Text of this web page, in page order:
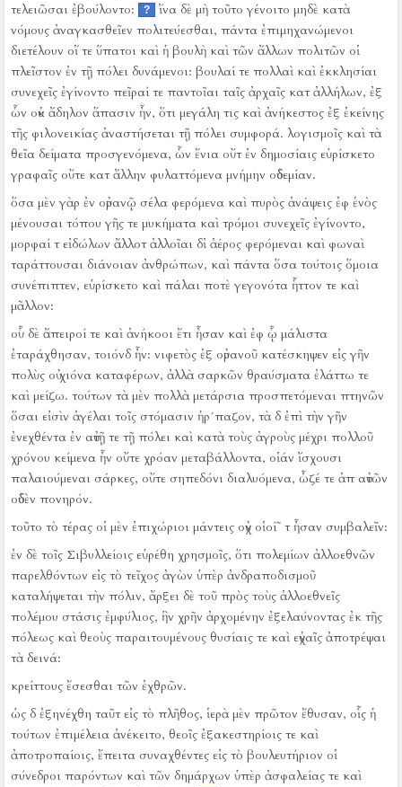
τελειῶσαι ἐβούλοντο:
?
ἵνα δὲ μὴ τοῦτο γένοιτο μηδὲ κατὰ
νόμους ἀναγκασθεῖεν πολιτεύεσθαι, πάντα ἐπιμηχανώμενοι
διετέλουν οἵ τε ὕπατοι καὶ ἡ βουλὴ καὶ τῶν ἄλλων πολιτῶν οἱ
πλεῖστον ἐν τῇ πόλει δυνάμενοι: βουλαί τε πολλαὶ καὶ ἐκκλησίαι
συνεχεῖς ἐγίνοντο πεῖραί τε παντοῖαι ταῖς ἀρχαῖς κατ ἀλλήλων, ἐξ
ὧν οὐκ ἄδηλον ἅπασιν ἦν, ὅτι μεγάλη τις καὶ ἀνήκεστος ἐξ ἐκείνης
τῆς φιλονεικίας ἀναστήσεται τῇ πόλει συμφορά. λογισμοῖς καὶ τὰ
θεῖα δείματα προσγενόμενα, ὧν ἔνια οὔτ ἐν δημοσίαις εὑρίσκετο
γραφαῖς οὔτε κατ ἄλλην φυλαττόμενα μνήμην οὐδεμίαν.
ὅσα μὲν γὰρ ἐν οὐρανῷ σέλα φερόμενα καὶ πυρὸς ἀνάψεις ἐφ ἑνὸς
μένουσαι τόπου γῆς τε μυκήματα καὶ τρόμοι συνεχεῖς ἐγίνοντο,
μορφαί τ εἰδώλων ἄλλοτ ἀλλοῖαι δἰ ἀέρος φερόμεναι καὶ φωναὶ
ταράττουσαι διάνοιαν ἀνθρώπων, καὶ πάντα ὅσα τούτοις ὅμοια
συνέπιπτεν, εὑρίσκετο καὶ πάλαι ποτὲ γεγονότα ἧττον τε καὶ
μᾶλλον:
οὗ δὲ ἄπειροί τε καὶ ἀνήκοοι ἔτι ἦσαν καὶ ἐφ ᾧ μάλιστα
ἐταράχθησαν, τοιόνδ ἦν: νιφετὸς ἐξ οὐρανοῦ κατέσκηψεν εἰς γῆν
πολὺς οὐ χιόνα καταφέρων, ἀλλὰ σαρκῶν θραύσματα ἐλάττω τε
καὶ μείζω. τούτων τὰ μὲν πολλὰ μετάρσια προσπετόμεναι πτηνῶν
ὅσαι εἰσὶν ἀγέλαι τοῖς στόμασιν ἡρ´παζον, τὰ δ ἐπὶ τὴν γῆν
ἐνεχθέντα ἐν αὐτῇ τε τῇ πόλει καὶ κατὰ τοὺς ἀγροὺς μέχρι πολλοῦ
χρόνου κείμενα ἦν οὔτε χρόαν μεταβάλλοντα, οἱάν ἴσχουσι
παλαιούμεναι σάρκες, οὔτε σηπεδόνι διαλυόμενα, ὦζέ τε ἀπ αὐτῶν
οὐδὲν πονηρόν.
τοῦτο τὸ τέρας οἱ μὲν ἐπιχώριοι μάντεις οὐχ οἱοί῀ τ ἦσαν συμβαλεῖν:
ἐν δὲ τοῖς Σιβυλλείοις εὑρέθη χρησμοῖς, ὅτι πολεμίων ἀλλοεθνῶν
παρελθόντων εἰς τὸ τεῖχος ἀγὼν ὑπὲρ ἀνδραποδισμοῦ
καταλήψεται τὴν πόλιν, ἄρξει δὲ τοῦ πρὸς τοὺς ἀλλοεθνεῖς
πολέμου στάσις ἐμφύλιος, ἣν χρῆν ἀρχομένην ἐξελαύνοντας ἐκ τῆς
πόλεως καὶ θεοὺς παραιτουμένους θυσίαις τε καὶ εὐχαῖς ἀποτρέψαι
τὰ δεινά:
κρείττους ἔσεσθαι τῶν ἐχθρῶν.
ὡς δ ἐξηνέχθη ταῦτ εἰς τὸ πλῆθος, ἱερὰ μὲν πρῶτον ἔθυσαν, οἷς ἡ
τούτων ἐπιμέλεια ἀνέκειτο, θεοῖς ἐξακεστηρίοις τε καὶ
ἀποτροπαίοις, ἔπειτα συναχθέντες εἰς τὸ βουλευτήριον οἱ
σύνεδροι παρόντων καὶ τῶν δημάρχων ὑπὲρ ἀσφαλείας τε καὶ